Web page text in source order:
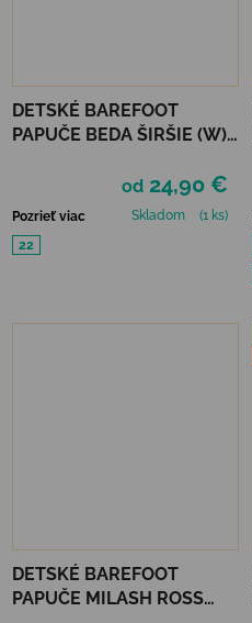
DETSKÉ BAREFOOT
PAPUČE BEDA ŠIRŠIE (W) -
od 24,90 €
Pozrieť viac Skladom
(1 ks)
22
DETSKÉ BAREFOOT
PAPUČE MILASH ROSS